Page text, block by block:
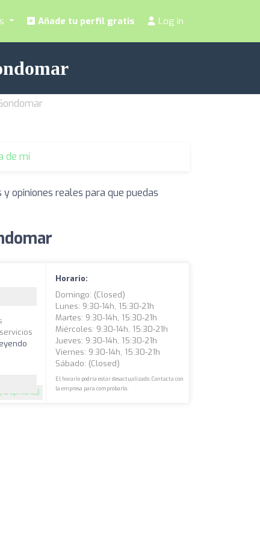
Añade tu perfil gratis Log in
de mí
opiniones reales para que puedas
(18 opiniones)
Horario:
Domingo: (closed)
Lunes: 9:30-14h, 15:30-21h
Martes: 9:30-14h, 15:30-21h
Miércoles: 9:30-14h, 15:30-21h
Jueves: 9:30-14h, 15:30-21h
Viernes: 9:30-14h, 15:30-21h
Sábado: (closed)
El horario podría estar desactualizado. Contacta con
la empresa para comprobarlo.